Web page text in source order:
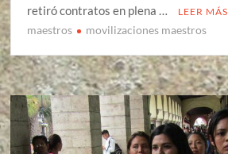
retiró contratos en plena …
LEER MÁS
maestros movilizaciones maestros